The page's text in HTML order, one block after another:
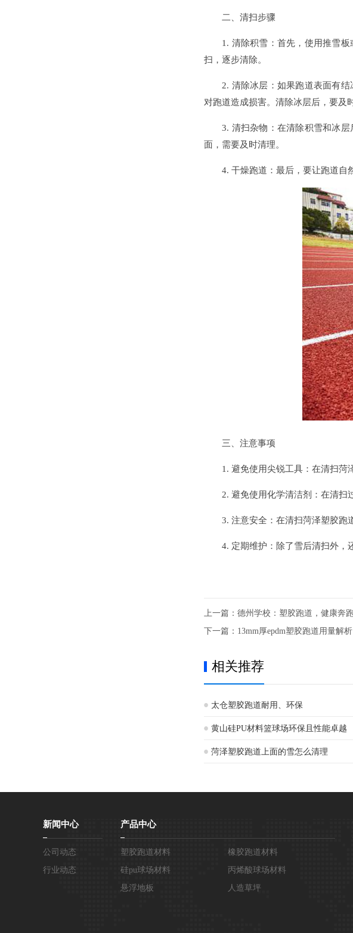
二、清扫步骤
1. 清除积雪：首先，使用推雪板或
扫，逐步清除。
2. 清除冰层：如果跑道表面有结冰
对跑道造成损害。清除冰层后，要及
3. 清扫杂物：在清除积雪和冰层
面，需要及时清理。
4. 干燥跑道：最后，要让跑道自然
三、注意事项
1. 避免使用尖锐工具：在清扫菏泽
2. 避免使用化学清洁剂：在清扫过
3. 注意安全：在清扫菏泽塑胶跑道
4. 定期维护：除了雪后清扫外，还
上一篇： 德州学校：塑胶跑道，健康奔
下一篇： 13mm厚epdm塑胶跑道用量解析
相关推荐
太仓塑胶跑道耐用、环保
黄山硅PU材料篮球场环保且性能卓越
菏泽塑胶跑道上面的雪怎么清理
新闻中心
公司动态
行业动态
产品中心
塑胶跑道材料
橡胶跑道材料
硅pu球场材料
丙烯酸球场材料
悬浮地板
人造草坪